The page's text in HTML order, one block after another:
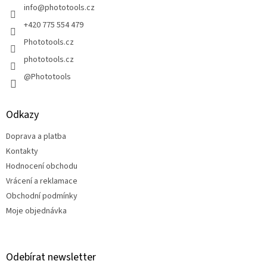
info@phototools.cz
+420 775 554 479
Phototools.cz
phototools.cz
@Phototools
Odkazy
Doprava a platba
Kontakty
Hodnocení obchodu
Vrácení a reklamace
Obchodní podmínky
Moje objednávka
Odebírat newsletter